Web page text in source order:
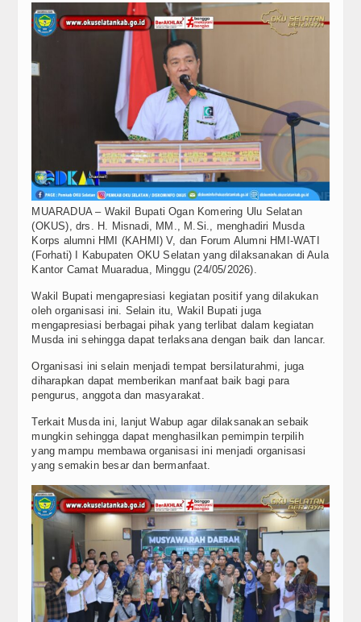
MUARADUA – Wakil Bupati Ogan Komering Ulu Selatan
(OKUS), drs. H. Misnadi, MM., M.Si., menghadiri Musda
Korps alumni HMI (KAHMI) V, dan Forum Alumni HMI-WATI
(Forhati) I Kabupaten OKU Selatan yang dilaksanakan di Aula
Kantor Camat Muaradua, Minggu (24/05/2026).
Wakil Bupati mengapresiasi kegiatan positif yang dilakukan
oleh organisasi ini. Selain itu, Wakil Bupati juga
mengapresiasi berbagai pihak yang terlibat dalam kegiatan
Musda ini sehingga dapat terlaksana dengan baik dan lancar.
Organisasi ini selain menjadi tempat bersilaturahmi, juga
diharapkan dapat memberikan manfaat baik bagi para
pengurus, anggota dan masyarakat.
Terkait Musda ini, lanjut Wabup agar dilaksanakan sebaik
mungkin sehingga dapat menghasilkan pemimpin terpilih
yang mampu membawa organisasi ini menjadi organisasi
yang semakin besar dan bermanfaat.